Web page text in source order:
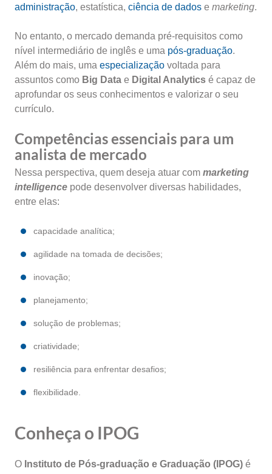
administração, estatística, ciência de dados e marketing.
No entanto, o mercado demanda pré-requisitos como
nível intermediário de inglês e uma pós-graduação.
Além do mais, uma especialização voltada para
assuntos como Big Data e Digital Analytics é capaz de
aprofundar os seus conhecimentos e valorizar o seu
currículo.
Competências essenciais para um
analista de mercado
Nessa perspectiva, quem deseja atuar com marketing
intelligence pode desenvolver diversas habilidades,
entre elas:
capacidade analítica;
agilidade na tomada de decisões;
inovação;
planejamento;
solução de problemas;
criatividade;
resiliência para enfrentar desafios;
flexibilidade.
Conheça o IPOG
O Instituto de Pós-graduação e Graduação (IPOG) é